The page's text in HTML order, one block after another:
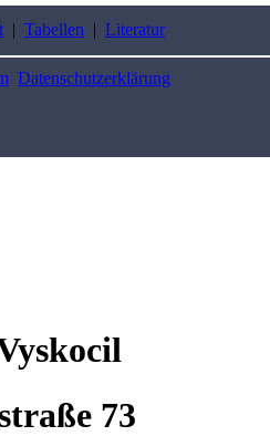
| Tabellen | Literatur
Datenschutzerklärung
73